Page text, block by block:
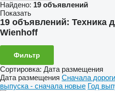
Найдено: 19 объявлений
Показать
19 объявлений: Техника
Wienhoff
Фильтр
Сортировка: Дата размещения
Дата размещения Сначала
выпуска - сначала новые Год